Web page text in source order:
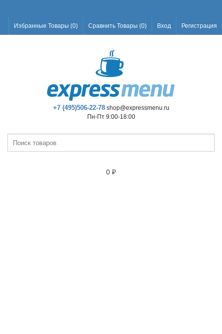
Избранные Товары (0) Сравнить Товары (0) Вход Регистрация
+7 (495)506-22-78shop@expressmenu.ru
Пн-Пт 9:00-18:00
0 ₽